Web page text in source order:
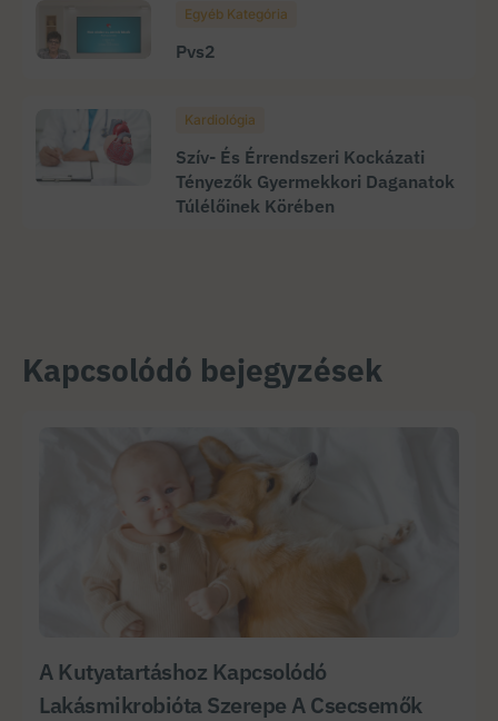
Egyéb Kategória
Pvs2
Kardiológia
Szív- És Érrendszeri Kockázati
Tényezők Gyermekkori Daganatok
Túlélőinek Körében
Kapcsolódó bejegyzések
A Kutyatartáshoz Kapcsolódó
Lakásmikrobióta Szerepe A Csecsemők